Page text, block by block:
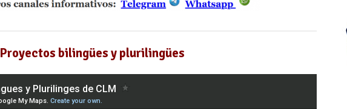
Proyectos bilingües y plurilingües